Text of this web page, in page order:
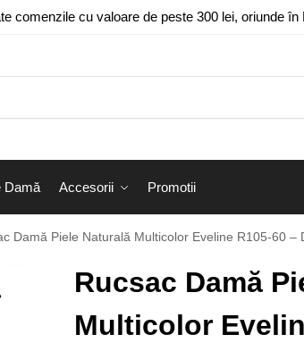
comenzile cu valoare de peste 300 lei, oriunde în
Damă Accesorii Promotii
Damă Piele Naturală Multicolor Eveline R105-60 –
Rucsac Damă
Multicolor